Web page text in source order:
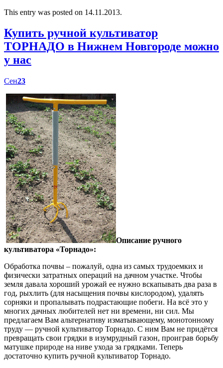
This entry was posted on 14.11.2013.
Купить ручной культиватор
ТОРНАДО в Нижнем Новгороде можно
у нас
Сен23
Описание ручного
культиватора «Торнадо»:
Обработка почвы – пожалуй, одна из самых трудоемких и
физически затратных операций на дачном участке. Чтобы
земля давала хороший урожай ее нужно вскапывать два раза в
год, рыхлить (для насыщения почвы кислородом), удалять
сорняки и пропалывать подрастающие побеги. На всё это у
многих дачных любителей нет ни времени, ни сил. Мы
предлагаем Вам альтернативу изматывающему, монотонному
труду — ручной культиватор Торнадо. С ним Вам не придётся
превращать свои грядки в изумрудный газон, проиграв борьбу
матушке природе на ниве ухода за грядками. Теперь
достаточно купить ручной культиватор Торнадо.